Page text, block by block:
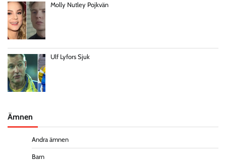
Molly Nutley Pojkvän
Ulf Lyfors Sjuk
Ämnen
Andra ämnen
Barn